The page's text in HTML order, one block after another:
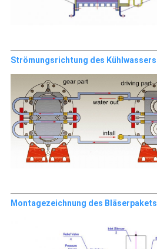
Strömungsrichtung des Kühlwassers
Montagezeichnung des Bläserpakets